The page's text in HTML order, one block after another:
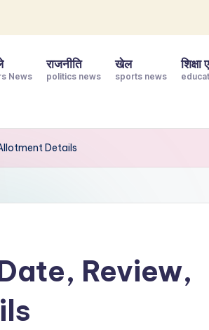
News
राजनीति
politics news
खेल
sports news
शिक्षा
Details
Review,